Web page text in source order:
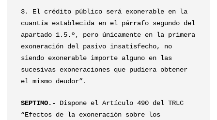
3. El crédito público será exonerable en la
cuantía establecida en el párrafo segundo del
apartado 1.5.º, pero únicamente en la primera
exoneración del pasivo insatisfecho, no
siendo exonerable importe alguno en las
sucesivas exoneraciones que pudiera obtener
el mismo deudor”.
SEPTIMO.- Dispone el Artículo 490 del TRLC
“Efectos de la exoneración sobre los